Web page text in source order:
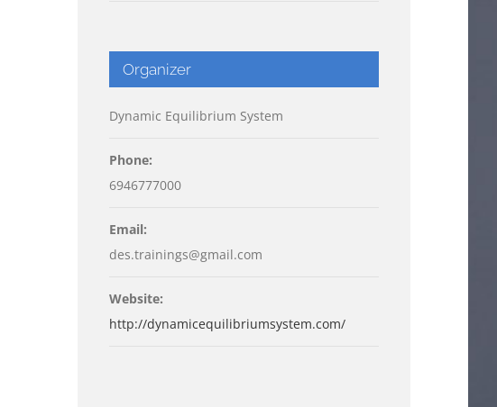
Organizer
Dynamic Equilibrium System
Phone:
6946777000
Email:
des.trainings@gmail.com
Website:
http://dynamicequilibriumsystem.com/